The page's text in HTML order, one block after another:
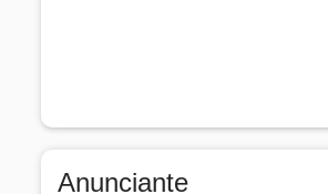
Anunciante